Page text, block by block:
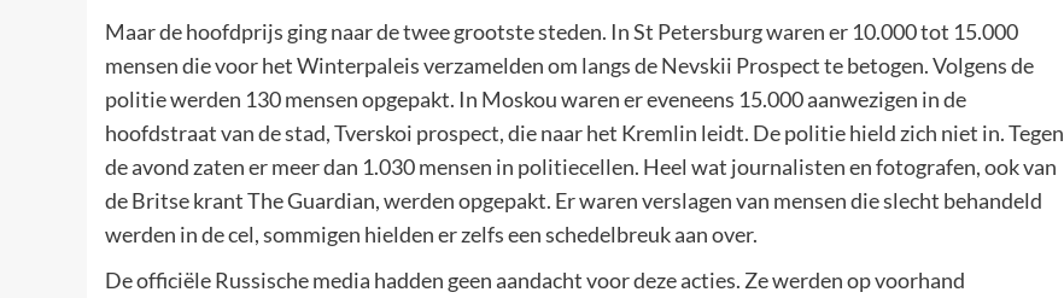
Maar de hoofdprijs ging naar de twee grootste steden. In St Petersburg waren er 10.000 tot 15.000
mensen die voor het Winterpaleis verzamelden om langs de Nevskii Prospect te betogen. Volgens de
politie werden 130 mensen opgepakt. In Moskou waren er eveneens 15.000 aanwezigen in de
hoofdstraat van de stad, Tverskoi prospect, die naar het Kremlin leidt. De politie hield zich niet in. Tegen
de avond zaten er meer dan 1.030 mensen in politiecellen. Heel wat journalisten en fotografen, ook van
de Britse krant The Guardian, werden opgepakt. Er waren verslagen van mensen die slecht behandeld
werden in de cel, sommigen hielden er zelfs een schedelbreuk aan over.
De officiële Russische media hadden geen aandacht voor deze acties. Ze werden op voorhand